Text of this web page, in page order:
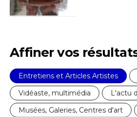
Affiner vos
Entretiens et Articles Artistes
Vidéaste, multimédia
L'actu
Musées, Galeries, Centres d'art